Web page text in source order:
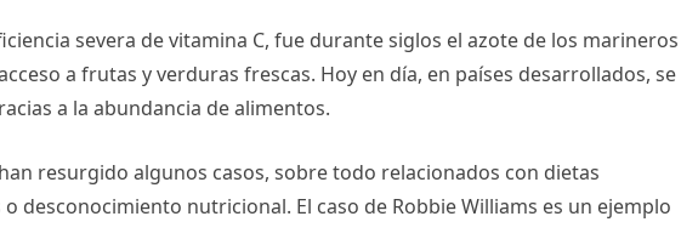
severa de vitamina C, fue durante siglos el azote de los marineros
a frutas y verduras frescas. Hoy en día, en países desarrollados, se
a la abundancia de alimentos.
resurgido algunos casos, sobre todo relacionados con dietas
desconocimiento nutricional. El caso de Robbie Williams es un ejemplo